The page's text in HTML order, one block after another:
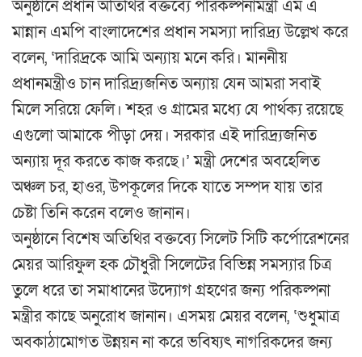
অনুষ্ঠানে প্রধান অতিথির বক্তব্যে পরিকল্পনামন্ত্রী এম এ
মান্নান এমপি বাংলাদেশের প্রধান সমস্যা দারিদ্র্য উল্লেখ করে
বলেন, ‘দারিদ্রকে আমি অন্যায় মনে করি। মাননীয়
প্রধানমন্ত্রীও চান দারিদ্র্যজনিত অন্যায় যেন আমরা সবাই
মিলে সরিয়ে ফেলি। শহর ও গ্রামের মধ্যে যে পার্থক্য রয়েছে
এগুলো আমাকে পীড়া দেয়। সরকার এই দারিদ্র্যজনিত
অন্যায় দূর করতে কাজ করছে।’ মন্ত্রী দেশের অবহেলিত
অঞ্চল চর, হাওর, উপকূলের দিকে যাতে সম্পদ যায় তার
চেষ্টা তিনি করেন বলেও জানান।
অনুষ্ঠানে বিশেষ অতিথির বক্তব্যে সিলেট সিটি কর্পোরেশনের
মেয়র আরিফুল হক চৌধুরী সিলেটের বিভিন্ন সমস্যার চিত্র
তুলে ধরে তা সমাধানের উদ্যোগ গ্রহণের জন্য পরিকল্পনা
মন্ত্রীর কাছে অনুরোধ জানান। এসময় মেয়র বলেন, ‘শুধুমাত্র
অবকাঠামোগত উন্নয়ন না করে ভবিষ্যৎ নাগরিকদের জন্য